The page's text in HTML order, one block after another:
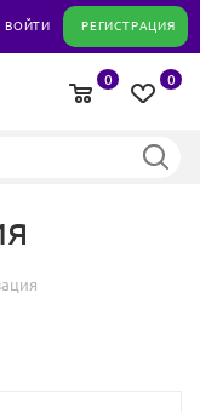
ВОЙТИ РЕГИСТРАЦИЯ
0
0